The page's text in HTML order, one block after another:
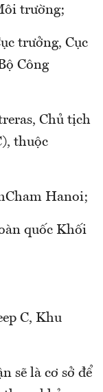
trường;
trưởng, Cục
Công
Chủ tịch
thuộc
Hanoi;
quốc Khối
C, Khu
sẽ là cơ sở để